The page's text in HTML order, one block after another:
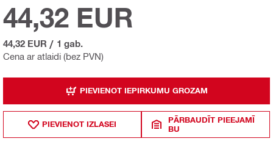
Cena ar atlaidi (bez PVN)
44,32 EUR
44,32 EUR / 1 gab.
PIEVIENOT IEPIRKUMU GROZAM
PIEVIENOT IZLASEI
PĀRBAUDĪT PIEEJAMĪ
BU